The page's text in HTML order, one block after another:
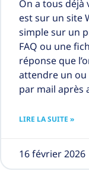
On a tous
est sur un site
simple sur un
FAQ ou une
réponse que
attendre un
par mail après
LIRE LA SUITE »
16 février 2026